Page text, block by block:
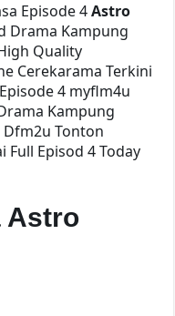
Episode 4Astro
Drama Kampung
Quality
Cerekarama Terkini
4 myflm4u
Kampung
Dfm2u Tonton
Full Episod 4 Today
Astro